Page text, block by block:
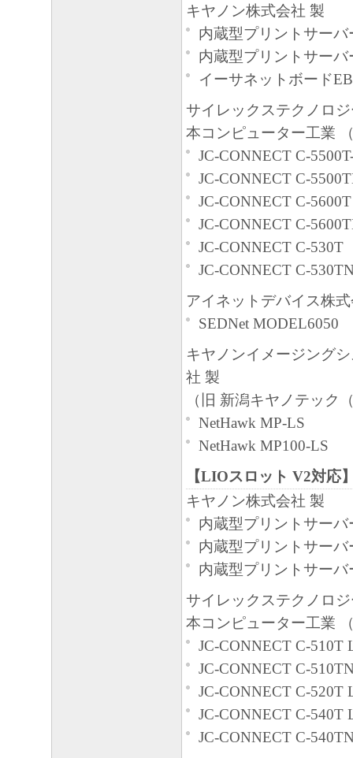
キヤノン株式会社 製
内蔵型プリントサーバ
内蔵型プリントサーバ
イーサネットボード
サイレックステクノロ
本コンピューター工業
JC-CONNECT C-
JC-CONNECT C-
JC-CONNECT C-5600T
JC-CONNECT C-
JC-CONNECT C-530T
JC-CONNECT C-
アイネットデバイス株
SEDNet MODEL6050
キヤノンイメージング
社 製
（旧 新潟キヤノテック
NetHawk MP-LS
NetHawk MP100-LS
【LIOスロット V2対応
キヤノン株式会社 製
内蔵型プリントサーバ
内蔵型プリントサーバ
内蔵型プリントサーバ
サイレックステクノロ
本コンピューター工業
JC-CONNECT C-510T
JC-CONNECT C-
JC-CONNECT C-520T
JC-CONNECT C-540T
JC-CONNECT C-